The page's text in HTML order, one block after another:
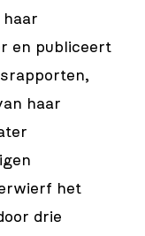
en publiceert
haar
het
drie